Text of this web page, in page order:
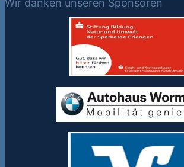
Wir danken unseren Sponsoren